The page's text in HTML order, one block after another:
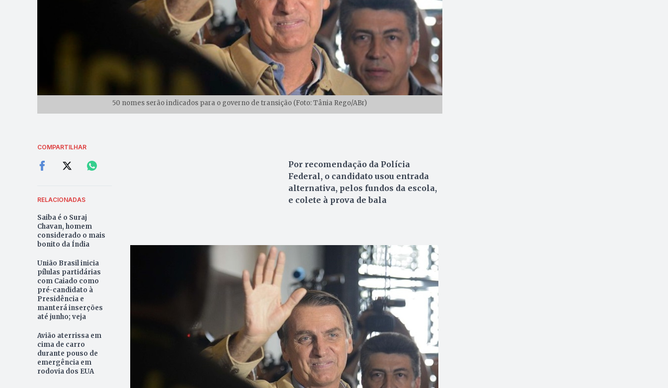
50 nomes serão indicados para o governo de transição (Foto: Tânia Rego/ABr)
COMPARTILHAR
RELACIONADAS
Saiba é o Suraj
Chavan, homem
considerado o mais
bonito da Índia
União Brasil inicia
pílulas partidárias
com Caiado como
pré-candidato à
Presidência e
manterá inserções
até junho; veja
Avião aterrissa em
cima de carro
durante pouso de
emergência em
rodovia dos EUA
Por recomendação da Polícia
Federal, o candidato usou entrada
alternativa, pelos fundos da escola,
e colete à prova de bala